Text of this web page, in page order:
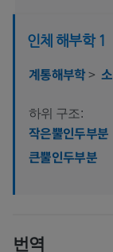
인체 해부학 1
계통해부학>
하위 구조:
작은뿔인두부분
큰뿔인두부분
번역